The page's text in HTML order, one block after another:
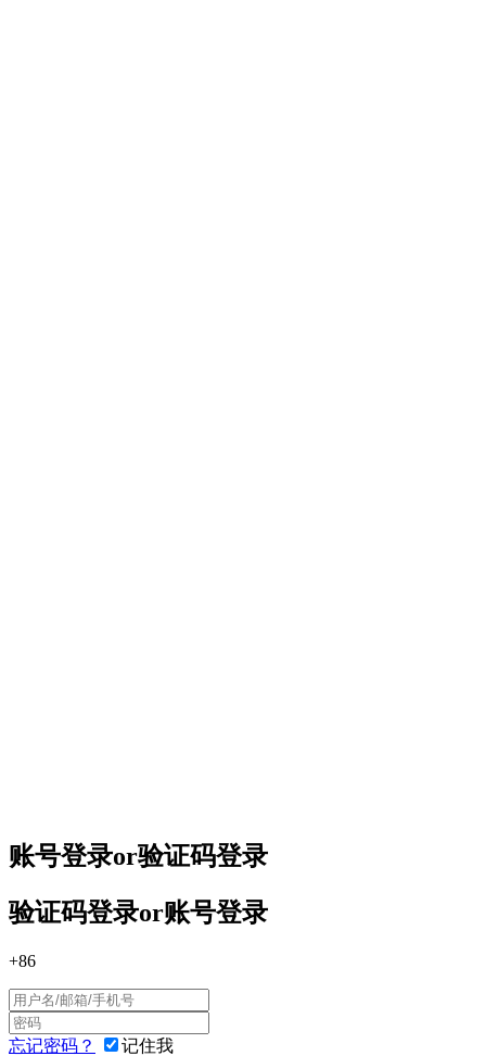
账号登录or验证码登录
验证码登录or账号登录
+86
忘记密码？
记住我